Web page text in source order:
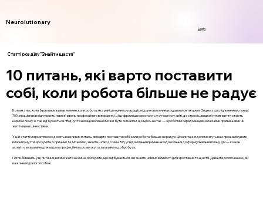
Neurolutionary
Login
Статті розділу "Знайти щастя"
10 питань, які варто поставити
собі, коли робота більше не радує
Кожен з нас хоча б раз переживав момент, коли робота, яка раніше приносила радість, раптово починає здаватися тягарем. Згідно з дослідженнями, понад
70% працівників відчувають певний рівень професійного вигорання, і ці цифри лише зростають у сучасному світі, де стрес і швидкий темп життя стають
нормою. Чому ж так відбувається? Відчуття незадоволення може бути сигналом, що щось не так — з робочим середовищем, власними прагненнями чи
життєвими цінностями.
У цій статті ми розглянемо десять важливих питань, які варто поставити собі, коли робота більше не радує. Ці запитання допоможуть вам проаналізувати
власні почуття, зрозуміти їх причини та, можливо, знайти шлях до змін. Від усвідомлення причин незадоволення до формулювання плану дій — кожен
аспект є важливим для вашого професійного розвитку та загального добробуту.
Поглибившись у ці питання, ви зможете не лише зрозуміти, що відбувається, а й знайти нові можливості для зростання та щастя. Давайте розпочнемо цей
важливий діалог зі собою.